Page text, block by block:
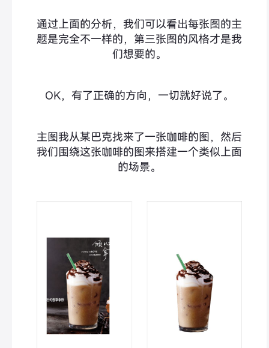
通过上面的分析，我们可以看出每张图的主
题是完全不一样的，第三张图的风格才是我
们想要的。
OK，有了正确的方向，一切就好说了。
主图我从某巴克找来了一张咖啡的图，然后
我们围绕这张咖啡的图来搭建一个类似上面
的场景。